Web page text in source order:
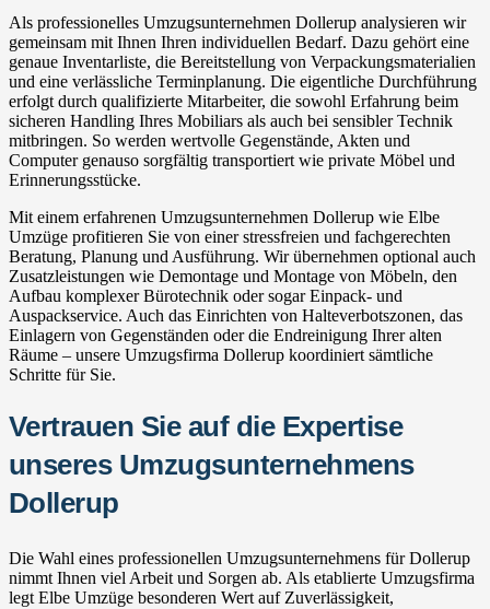
Als professionelles Umzugsunternehmen Dollerup analysieren wir
gemeinsam mit Ihnen Ihren individuellen Bedarf. Dazu gehört eine
genaue Inventarliste, die Bereitstellung von Verpackungsmaterialien
und eine verlässliche Terminplanung. Die eigentliche Durchführung
erfolgt durch qualifizierte Mitarbeiter, die sowohl Erfahrung beim
sicheren Handling Ihres Mobiliars als auch bei sensibler Technik
mitbringen. So werden wertvolle Gegenstände, Akten und
Computer genauso sorgfältig transportiert wie private Möbel und
Erinnerungsstücke.
Mit einem erfahrenen Umzugsunternehmen Dollerup wie Elbe
Umzüge profitieren Sie von einer stressfreien und fachgerechten
Beratung, Planung und Ausführung. Wir übernehmen optional auch
Zusatzleistungen wie Demontage und Montage von Möbeln, den
Aufbau komplexer Bürotechnik oder sogar Einpack- und
Auspackservice. Auch das Einrichten von Halteverbotszonen, das
Einlagern von Gegenständen oder die Endreinigung Ihrer alten
Räume – unsere Umzugsfirma Dollerup koordiniert sämtliche
Schritte für Sie.
Vertrauen Sie auf die Expertise
unseres Umzugsunternehmens
Dollerup
Die Wahl eines professionellen Umzugsunternehmens für Dollerup
nimmt Ihnen viel Arbeit und Sorgen ab. Als etablierte Umzugsfirma
legt Elbe Umzüge besonderen Wert auf Zuverlässigkeit,